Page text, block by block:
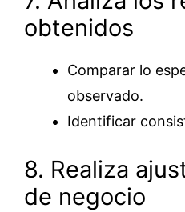
obtenidos
Comparar lo
observado.
Identificar
8. Realiza
de negocio